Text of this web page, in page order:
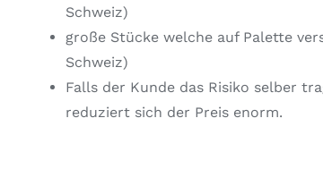
Schweiz)
große Stücke welche auf Palette
Schweiz)
Falls der Kunde das Risiko selber
reduziert sich der Preis enorm.